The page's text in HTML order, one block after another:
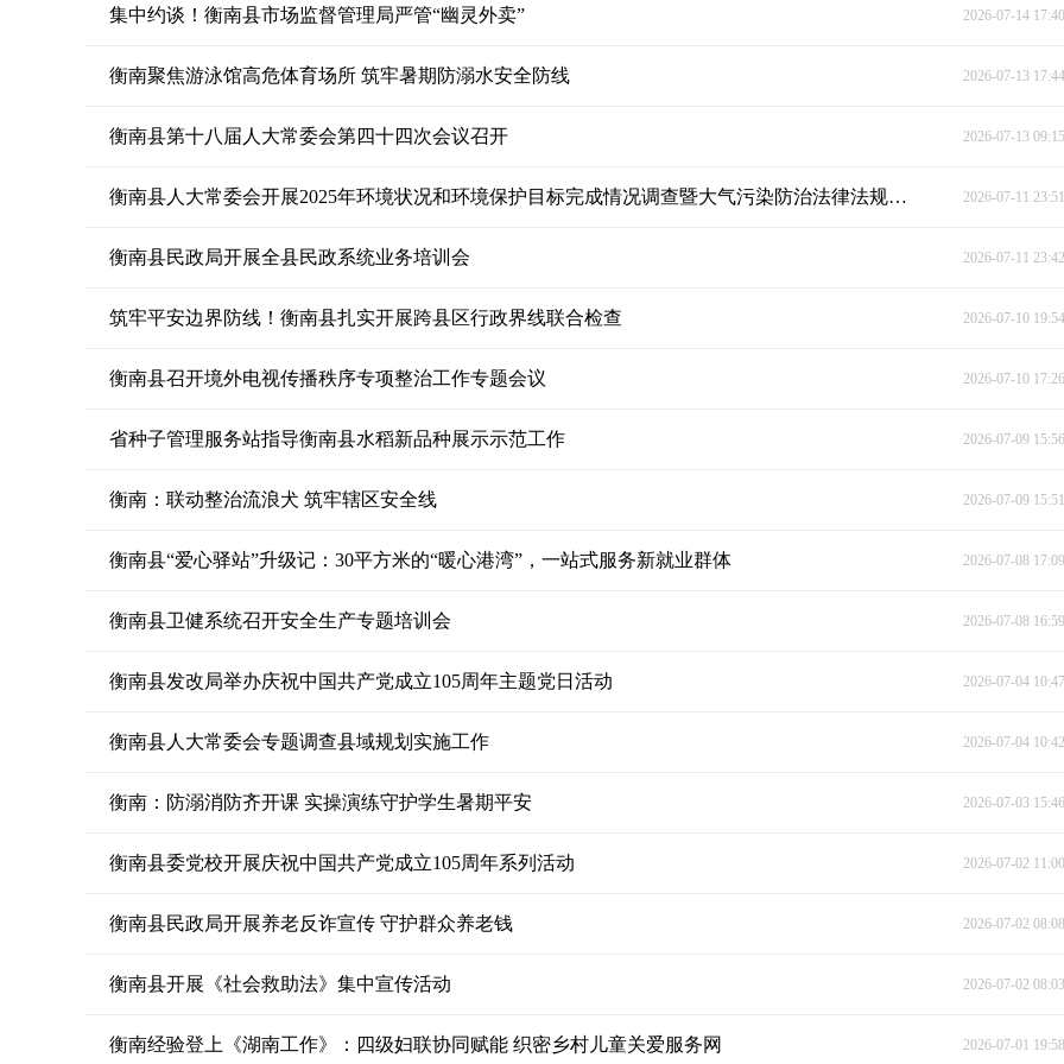
集中约谈！衡南县市场监督管理局严管“幽灵外卖” 2026-07-14
衡南聚焦游泳馆高危体育场所 筑牢暑期防溺水安全防线 2026-07-13
衡南县第十八届人大常委会第四十四次会议召开 2026-07-13
衡南县人大常委会开展2025年环境状况和环境保护目标完成情况调查暨大气污染防治法律法规执法检查 2026-07-11
衡南县民政局开展全县民政系统业务培训会 2026-07-11
筑牢平安边界防线！衡南县扎实开展跨县区行政界线联合检查 2026-07-10
衡南县召开境外电视传播秩序专项整治工作专题会议 2026-07-10
省种子管理服务站指导衡南县水稻新品种展示示范工作 2026-07-09
衡南：联动整治流浪犬 筑牢辖区安全线 2026-07-09
衡南县“爱心驿站”升级记：30平方米的“暖心港湾”，一站式服务新就业群体 2026-07-08
衡南县卫健系统召开安全生产专题培训会 2026-07-08
衡南县发改局举办庆祝中国共产党成立105周年主题党日活动 2026-07-04
衡南县人大常委会专题调查县域规划实施工作 2026-07-04
衡南：防溺消防齐开课 实操演练守护学生暑期平安 2026-07-03
衡南县委党校开展庆祝中国共产党成立105周年系列活动 2026-07-02
衡南县民政局开展养老反诈宣传 守护群众养老钱 2026-07-02
衡南县开展《社会救助法》集中宣传活动 2026-07-02
衡南经验登上《湖南工作》：四级妇联协同赋能 织密乡村儿童关爱服务网 2026-07-01